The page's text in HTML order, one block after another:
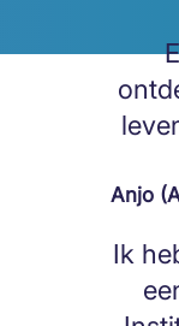
Anjo
Ik